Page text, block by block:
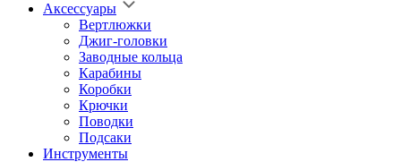
Аксессуары
Вертлюжки
Джиг-головки
Заводные кольца
Карабины
Коробки
Крючки
Поводки
Подсаки
Инструменты